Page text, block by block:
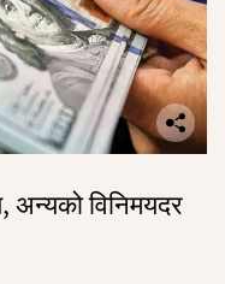
अन्यको विनिमयदर